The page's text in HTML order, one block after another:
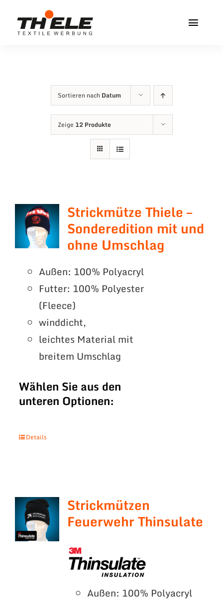
Inhalt
Service & Info
Sortieren nach Datum
Zeige 12 Produkte
Strickmütze Thiele –
Sonderedition mit und
ohne Umschlag
Außen: 100% Polyacryl
Futter: 100% Polyester
(Fleece)
winddicht,
leichtes Material mit
breitem Umschlag
Wählen Sie aus den
unteren Optionen:
Details
Strickmützen
Feuerwehr Thinsulate
Außen: 100% Polyacryl